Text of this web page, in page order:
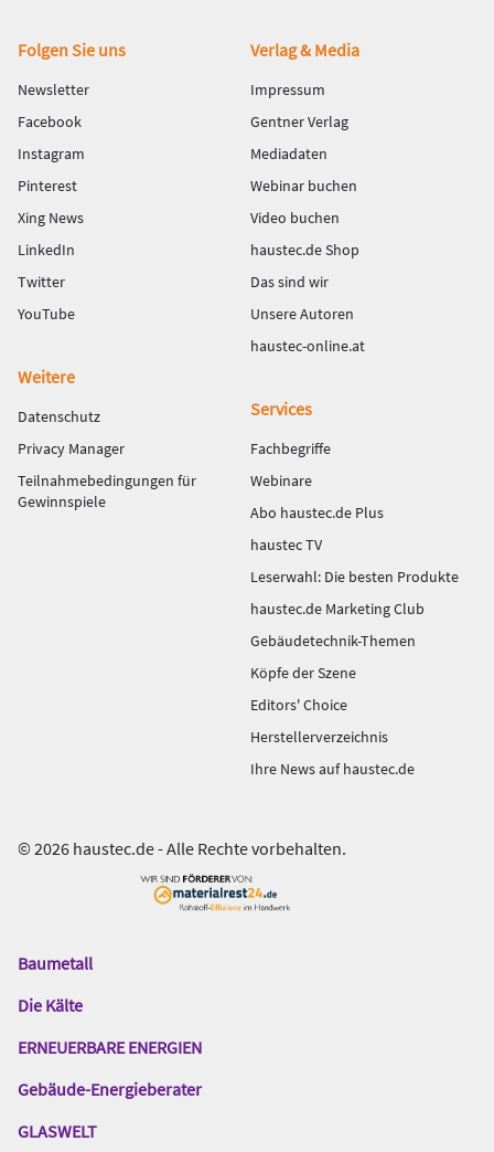
Fußbereich
Folgen Sie uns
Newsletter
Facebook
Instagram
Pinterest
Xing News
LinkedIn
Twitter
YouTube
Verlag & Media
Impressum
Gentner Verlag
Mediadaten
Webinar buchen
Video buchen
haustec.de Shop
Das sind wir
Unsere Autoren
haustec-online.at
Weitere
Datenschutz
Privacy Manager
Teilnahmebedingungen für
Gewinnspiele
Services
Fachbegriffe
Webinare
Abo haustec.de Plus
haustec TV
Leserwahl: Die besten Produkte
haustec.de Marketing Club
Gebäudetechnik-Themen
Köpfe der Szene
Editors' Choice
Herstellerverzeichnis
Ihre News auf haustec.de
© 2026 haustec.de - Alle Rechte vorbehalten.
Das
Gentner
Baumetall
Die Kälte
ERNEUERBARE ENERGIEN
Gebäude-Energieberater
GLASWELT